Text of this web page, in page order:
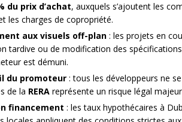
du prix d’achat, auxquels s’ajoutent les
les charges de copropriété.
aux visuels off-plan : les projets en
tardive ou de modification des
est démuni.
du promoteur : tous les développeurs ne
de la RERA représente un risque légal
financement : les taux hypothécaires à